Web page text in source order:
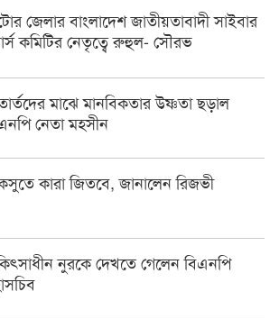
জেলার বাংলাদেশ জাতীয়তাবাদী সাইবার
কমিটির নেতৃত্বে রুহুল- সৌরভ
মাঝে মানবিকতার উষ্ণতা ছড়াল
নেতা মহসীন
কারা জিতবে, জানালেন রিজভী
‍নুরকে দেখতে গেলেন বিএনপি